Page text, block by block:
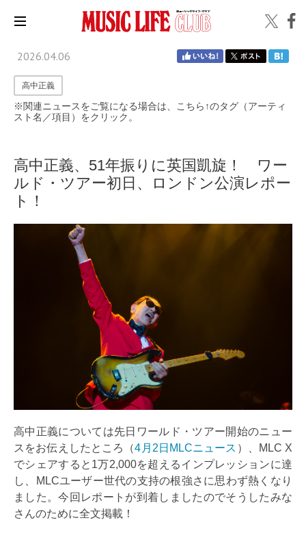
2026.04.06
高中正義
※関連ニュースをご覧になる場合は、こちら↑のタグ（アーティ
スト名／項目）をクリック。
高中正義、51年振りに英国凱旋！ ワー
ルド・ツアー初日、ロンドン公演レポー
ト！
高中正義については先日ワールド・ツアー開始のニュー
スをお伝えしたところ（4月2日MLCニュース ）、MLC X
でシェアすると1万2,000を超えるインプレッションに達
し、MLCユーザー世代の支持の根強さに思わず熱くなり
ました。今回レポートが到着しましたのでそうしたみな
さんのために全文掲載！